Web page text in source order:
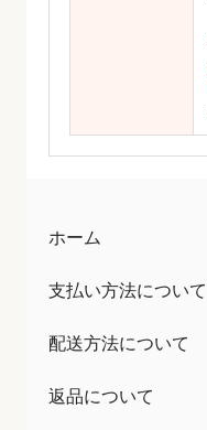
ホーム
支払い方法について
配送方法について
返品について